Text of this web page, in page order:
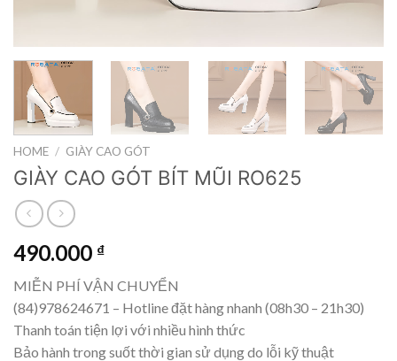
HOME / GIÀY CAO GÓT
GIÀY CAO GÓT BÍT MŨI RO625
490.000 ₫
MIỄN PHÍ VẬN CHUYỂN
(84)978624671 – Hotline đặt hàng nhanh (08h30 – 21h30)
Thanh toán tiện lợi với nhiều hình thức
Bảo hành trong suốt thời gian sử dụng do lỗi kỹ thuật